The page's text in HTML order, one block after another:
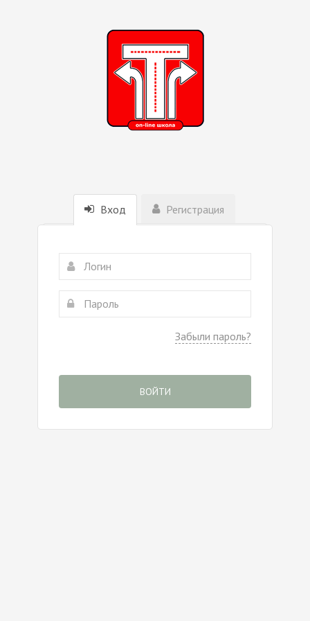
Вход Регистрация
Забыли пароль?
ВОЙТИ